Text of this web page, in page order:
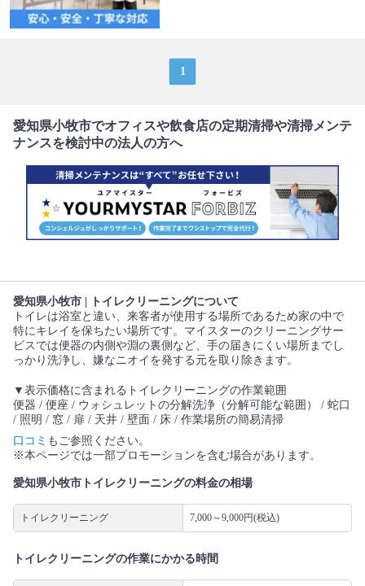
1
愛知県小牧市でオフィスや飲食店の定期清掃や清掃メンテ
ナンスを検討中の法人の方へ
愛知県小牧市 | トイレクリーニングについて
トイレは浴室と違い、来客者が使用する場所であるため家の中で
特にキレイを保ちたい場所です。マイスターのクリーニングサー
ビスでは便器の内側や淵の裏側など、手の届きにくい場所までし
っかり洗浄し、嫌なニオイを発する元を取り除きます。
▼表示価格に含まれるトイレクリーニングの作業範囲
便器 / 便座 / ウォシュレットの分解洗浄（分解可能な範囲） / 蛇口
/ 照明 / 窓 / 扉 / 天井 / 壁面 / 床 / 作業場所の簡易清掃
口コミ もご参照ください。
※本ページでは一部プロモーションを含む場合があります。
愛知県小牧市トイレクリーニングの料金の相場
トイレクリーニング 7,000～9,000円(税込)
トイレクリーニングの作業にかかる時間